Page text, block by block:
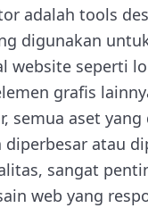
adalah tools
digunakan
website seperti
grafis
semua aset
atau
sangat
web yang